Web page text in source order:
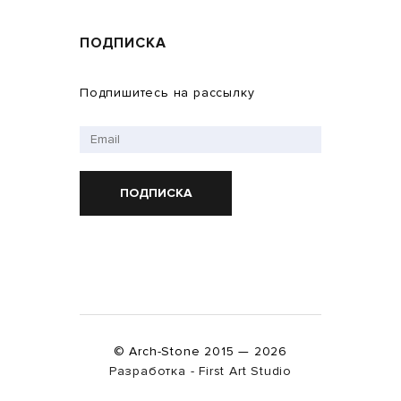
ПОДПИСКА
Подпишитесь на рассылку
ПОДПИСКА
© Arch-Stone 2015 — 2026
Разработка - First Art Studio